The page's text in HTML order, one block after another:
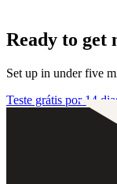
Ready to get
Set up in under five
Teste grátis por 14